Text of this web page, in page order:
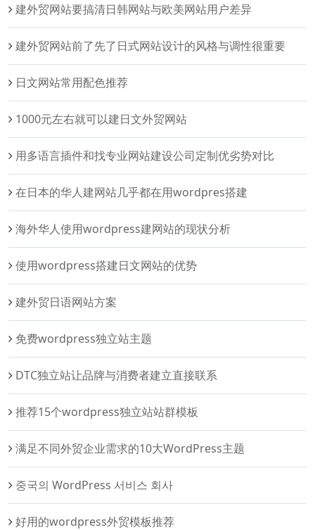
建外贸网站要搞清日韩网站与欧美网站用户差异
建外贸网站前了先了日式网站设计的风格与调性很重要
日文网站常用配色推荐
1000元左右就可以建日文外贸网站
用多语言插件和找专业网站建设公司定制优劣势对比
在日本的华人建网站几乎都在用wordpres搭建
海外华人使用wordpress建网站的现状分析
使用wordpress搭建日文网站的优势
建外贸日语网站方案
免费wordpress独立站主题
DTC独立站让品牌与消费者建立直接联系
推荐15个wordpress独立站站群模板
满足不同外贸企业需求的10大WordPress主题
중국의 WordPress 서비스 회사
好用的wordpress外贸模板推荐